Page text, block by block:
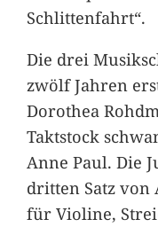
Schlittenfahrt“.
Die drei
zwölf Jahren
Dorothea
Taktstock
Anne Paul. Die
dritten Satz von
für Violine,